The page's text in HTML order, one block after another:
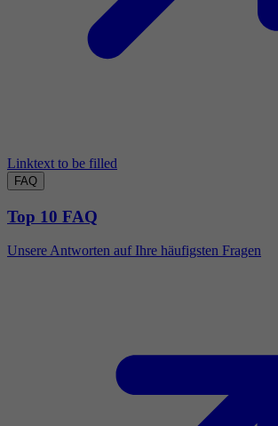
Linktext to be filled
FAQ
Top 10 FAQ
Unsere Antworten auf Ihre häufigsten Fragen